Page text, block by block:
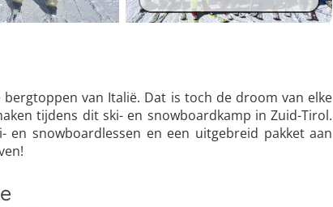
van Italië. Dat is toch de droom van elke
tijdens dit ski- en snowboardkamp in Zuid-Tirol.
snowboardlessen en een uitgebreid pakket aan